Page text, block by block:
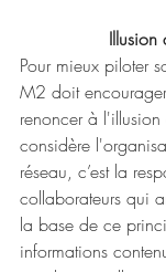
Illusion
Pour mieux piloter
M2 doit
renoncer à
considère
réseau, c’est la
collaborateurs qui
la base de ce
informations